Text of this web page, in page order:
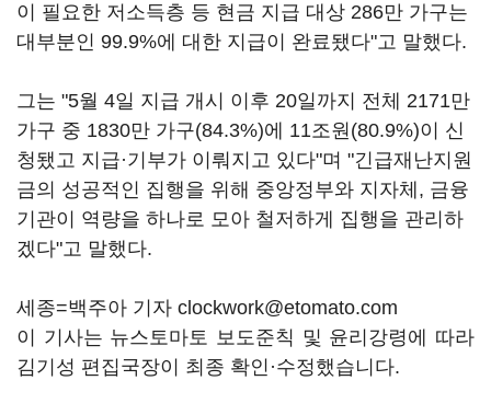
이 필요한 저소득층 등 현금 지급 대상 286만 가구는
대부분인 99.9%에 대한 지급이 완료됐다"고 말했다.
그는 "5월 4일 지급 개시 이후 20일까지 전체 2171만
가구 중 1830만 가구(84.3%)에 11조원(80.9%)이 신
청됐고 지급·기부가 이뤄지고 있다"며 "긴급재난지원
금의 성공적인 집행을 위해 중앙정부와 지자체, 금융
기관이 역량을 하나로 모아 철저하게 집행을 관리하
겠다"고 말했다.
세종=백주아 기자 clockwork@etomato.com
이 기사는 뉴스토마토 보도준칙 및 윤리강령에 따라
김기성 편집국장이 최종 확인·수정했습니다.